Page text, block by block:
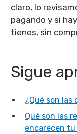
claro, lo
pagando y si
tienes, sin
Sigue
¿Qué son las
Qué son las
encarecen